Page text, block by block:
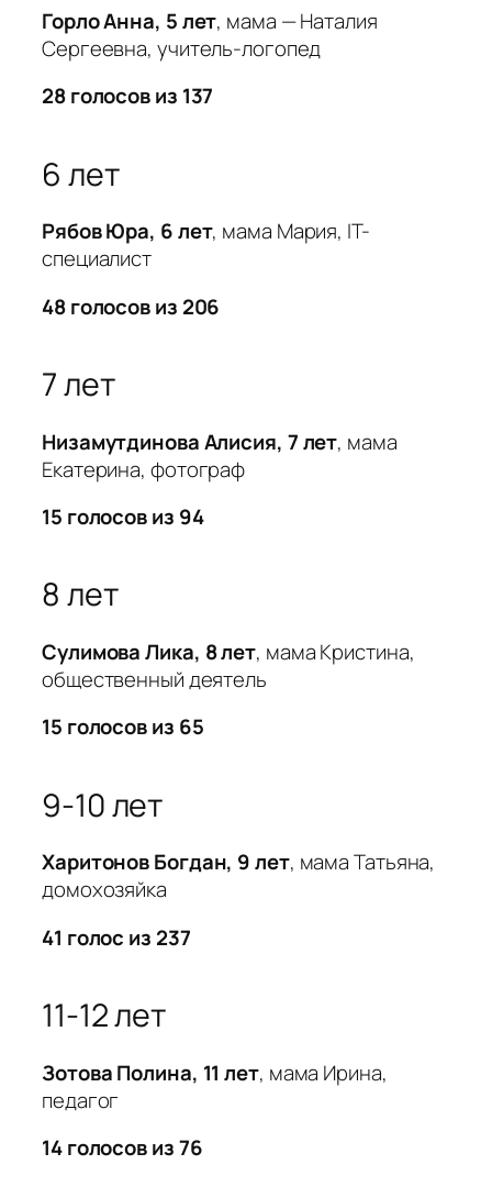
Горло Анна, 5 лет, мама — Наталия
Сергеевна, учитель-логопед
28 голосов из 137
6 лет
Рябов Юра, 6 лет, мама Мария, IT-
специалист
48 голосов из 206
7 лет
Низамутдинова Алисия, 7 лет, мама
Екатерина, фотограф
15 голосов из 94
8 лет
Сулимова Лика, 8 лет, мама Кристина,
общественный деятель
15 голосов из 65
9-10 лет
Харитонов Богдан, 9 лет, мама Татьяна,
домохозяйка
41 голос из 237
11-12 лет
Зотова Полина, 11 лет, мама Ирина,
педагог
14 голосов из 76